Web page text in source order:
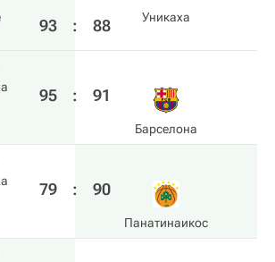
93 : 88 Уникаха
95 : 91
Барселона
79 : 90
Панатинаикос